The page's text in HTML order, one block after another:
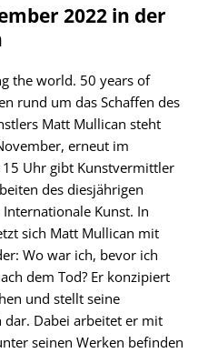
2022 in der
the world. 50 years of
rund um das Schaffen des
Matt Mullican steht
erneut im
Uhr gibt Kunstvermittler
des diesjährigen
Internationale Kunst. In
sich Matt Mullican mit
Wo war ich, bevor ich
dem Tod? Er konzipiert
und stellt seine
dar. Dabei arbeitet er mit
seinen Werken befinden